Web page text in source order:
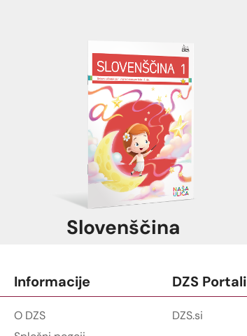
Slovenščina
Informacije
O DZS
DZS Portali
DZS.si